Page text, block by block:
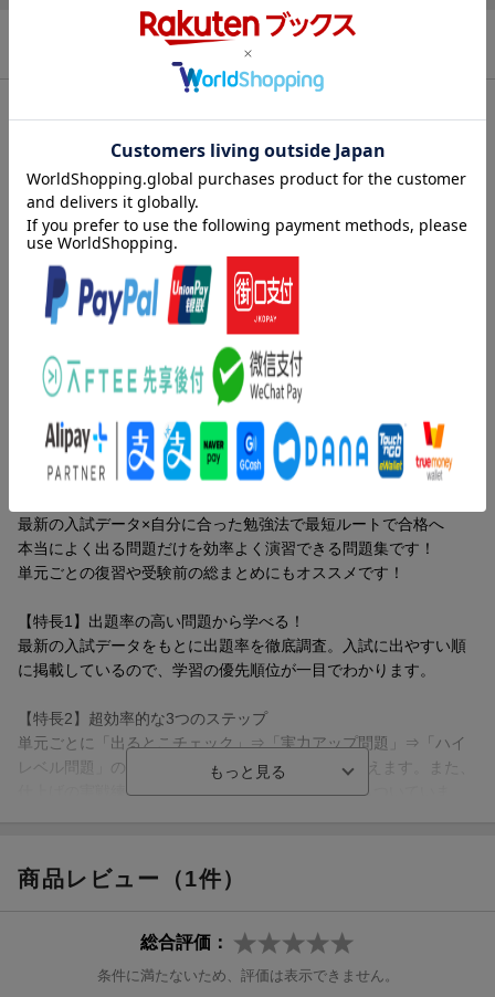
単元ごとの復習や受験前の総まとめにもオススメです！
内容紹介（JPROより）
最新の入試データ×自分に合った勉強法で最短ルートで合格へ
本当によく出る問題だけを効率よく演習できる問題集です！
単元ごとの復習や受験前の総まとめにもオススメです！
【特長1】出題率の高い問題から学べる！
最新の入試データをもとに出題率を徹底調査。入試に出やすい順
に掲載しているので、学習の優先順位が一目でわかります。
【特長2】超効率的な3つのステップ
単元ごとに「出るとこチェック」⇒「実力アップ問題」⇒「ハイ
レベル問題」の3ステップで効率的に入試対策が行えます。また、
仕上げの実戦練習ができる「チャレンジテスト」もついていま
【特長3】くわしい解説で「つまずき」を残さない！
別冊の解答・解説では、問題の解き方や間違えやすいポイントを
得点アップにつながります。
【特長4】自分に合った勉強法がわかる！
商品レビュー（1件）
総合評価：
条件に満たないため、評価は表示できません。